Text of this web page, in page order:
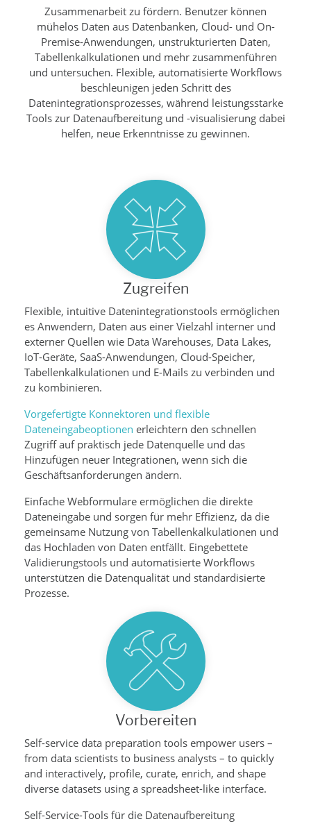
Zusammenarbeit zu fördern. Benutzer können
mühelos Daten aus Datenbanken, Cloud- und On-
Premise-Anwendungen, unstrukturierten Daten,
Tabellenkalkulationen und mehr zusammenführen
und untersuchen. Flexible, automatisierte Workflows
beschleunigen jeden Schritt des
Datenintegrationsprozesses, während leistungsstarke
Tools zur Datenaufbereitung und -visualisierung dabei
helfen, neue Erkenntnisse zu gewinnen.
Zugreifen
Flexible, intuitive Datenintegrationstools ermöglichen
es Anwendern, Daten aus einer Vielzahl interner und
externer Quellen wie Data Warehouses, Data Lakes,
IoT-Geräte, SaaS-Anwendungen, Cloud-Speicher,
Tabellenkalkulationen und E-Mails zu verbinden und
zu kombinieren.
Vorgefertigte Konnektoren und flexible
Dateneingabeoptionen erleichtern den schnellen
Zugriff auf praktisch jede Datenquelle und das
Hinzufügen neuer Integrationen, wenn sich die
Geschäftsanforderungen ändern.
Einfache Webformulare ermöglichen die direkte
Dateneingabe und sorgen für mehr Effizienz, da die
gemeinsame Nutzung von Tabellenkalkulationen und
das Hochladen von Daten entfällt. Eingebettete
Validierungstools und automatisierte Workflows
unterstützen die Datenqualität und standardisierte
Prozesse.
Vorbereiten
Self-service data preparation tools empower users –
from data scientists to business analysts – to quickly
and interactively, profile, curate, enrich, and shape
diverse datasets using a spreadsheet-like interface.
Self-Service-Tools für die Datenaufbereitung